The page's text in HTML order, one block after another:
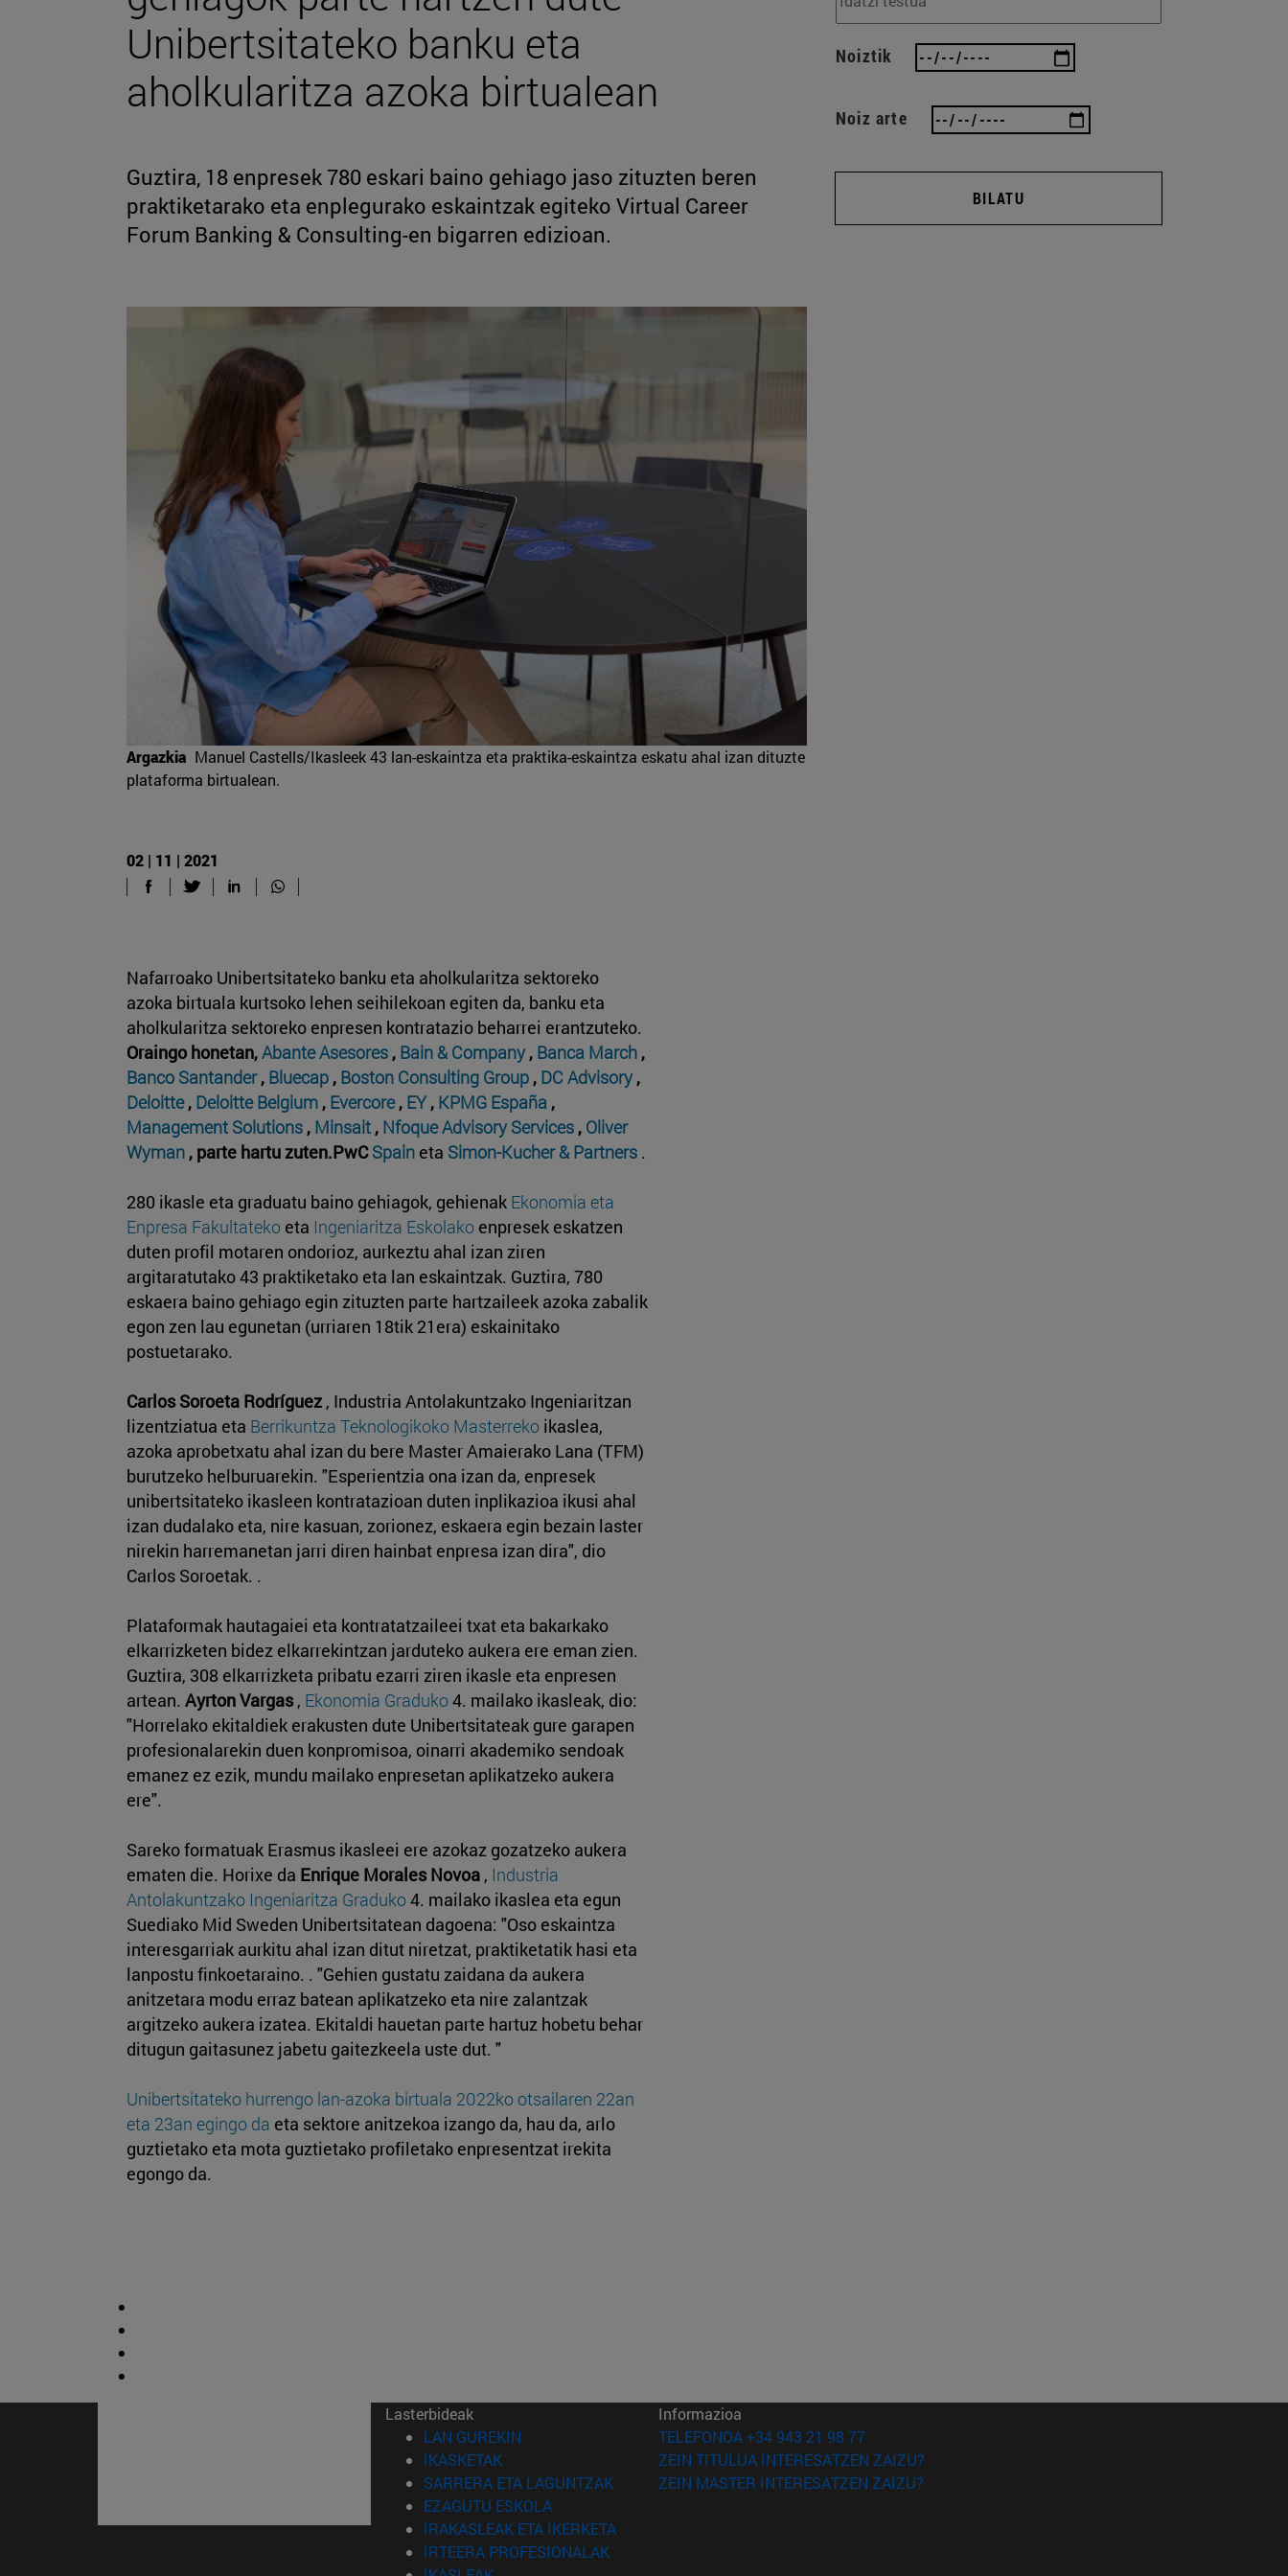
Unibertsitateko banku eta
aholkularitza azoka birtualean
Guztira, 18 enpresek 780 eskari baino gehiago jaso zituzten beren
praktiketarako eta enplegurako eskaintzak egiteko Virtual Career
Forum Banking & Consulting-en bigarren edizioan.
Argazkia Manuel Castells/Ikasleek 43 lan-eskaintza eta praktika-eskaintza eskatu ahal izan dituzte
plataforma birtualean.
02 | 11 | 2021
Nafarroako Unibertsitateko banku eta aholkularitza sektoreko
azoka birtuala kurtsoko lehen seihilekoan egiten da, banku eta
aholkularitza sektoreko enpresen kontratazio beharrei erantzuteko.
Oraingo honetan,Abante Asesores , Bain & Company, Banca March ,
Banco Santander, Bluecap , Boston Consulting Group , DC Advisory,
Deloitte, Deloitte Belgium , Evercore, EY, KPMG España ,
Management Solutions , Minsait , Nfoque Advisory Services , Oliver
Wyman , parte hartu zuten.PwCSpain eta Simon-Kucher & Partners .
280 ikasle eta graduatu baino gehiagok, gehienak Ekonomia eta
Enpresa Fakultateko eta Ingeniaritza Eskolako enpresek eskatzen
duten profil motaren ondorioz, aurkeztu ahal izan ziren
argitaratutako 43 praktiketako eta lan eskaintzak. Guztira, 780
eskaera baino gehiago egin zituzten parte hartzaileek azoka zabalik
egon zen lau egunetan (urriaren 18tik 21era) eskainitako
postuetarako.
Carlos Soroeta Rodríguez , Industria Antolakuntzako Ingeniaritzan
lizentziatua eta Berrikuntza Teknologikoko Masterreko ikaslea,
azoka aprobetxatu ahal izan du bere Master Amaierako Lana (TFM)
burutzeko helburuarekin. "Esperientzia ona izan da, enpresek
unibertsitateko ikasleen kontratazioan duten inplikazioa ikusi ahal
izan dudalako eta, nire kasuan, zorionez, eskaera egin bezain laster
nirekin harremanetan jarri diren hainbat enpresa izan dira", dio
Carlos Soroetak. .
Plataformak hautagaiei eta kontratatzaileei txat eta bakarkako
elkarrizketen bidez elkarrekintzan jarduteko aukera ere eman zien.
Guztira, 308 elkarrizketa pribatu ezarri ziren ikasle eta enpresen
artean. Ayrton Vargas, Ekonomia Graduko4. mailako ikasleak, dio:
"Horrelako ekitaldiek erakusten dute Unibertsitateak gure garapen
profesionalarekin duen konpromisoa, oinarri akademiko sendoak
emanez ez ezik, mundu mailako enpresetan aplikatzeko aukera
ere".
Sareko formatuak Erasmus ikasleei ere azokaz gozatzeko aukera
ematen die. Horixe da Enrique Morales Novoa , Industria
Antolakuntzako Ingeniaritza Graduko4. mailako ikaslea eta egun
Suediako Mid Sweden Unibertsitatean dagoena: "Oso eskaintza
interesgarriak aurkitu ahal izan ditut niretzat, praktiketatik hasi eta
lanpostu finkoetaraino. . "Gehien gustatu zaidana da aukera
anitzetara modu erraz batean aplikatzeko eta nire zalantzak
argitzeko aukera izatea. Ekitaldi hauetan parte hartuz hobetu behar
ditugun gaitasunez jabetu gaitezkeela uste dut. "
Unibertsitateko hurrengo lan-azoka birtuala 2022ko otsailaren 22an
eta 23an egingo da eta sektore anitzekoa izango da, hau da, arlo
guztietako eta mota guztietako profiletako enpresentzat irekita
egongo da.
Noiztik
Noiz arte
BILATU
Lasterbideak
LAN GUREKIN (Beste leiho batean irekiko da)
IKASKETAK(Beste leiho batean irekiko da)
SARRERA ETA LAGUNTZAK(Beste leiho batean irekiko da)
EZAGUTU ESKOLA(Beste leiho batean irekiko da)
IRAKASLEAK ETA IKERKETA(Beste leiho batean irekiko da)
IRTEERA PROFESIONALAK(Beste leiho batean irekiko da)
Informazioa
TELEFONOA +34 943 21 98 77
ZEIN TITULUA INTERESATZEN ZAIZU?
ZEIN MASTER INTERESATZEN ZAIZU?